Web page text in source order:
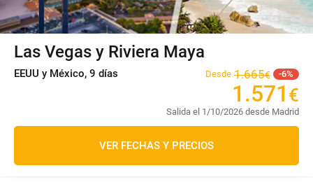
Las Vegas y Riviera Maya
EEUU y México, 9 días Desde 1.665€ 6
1 .571 €
Salida el 1/10/2026 desde Madrid
VER FECHAS Y PRECIOS